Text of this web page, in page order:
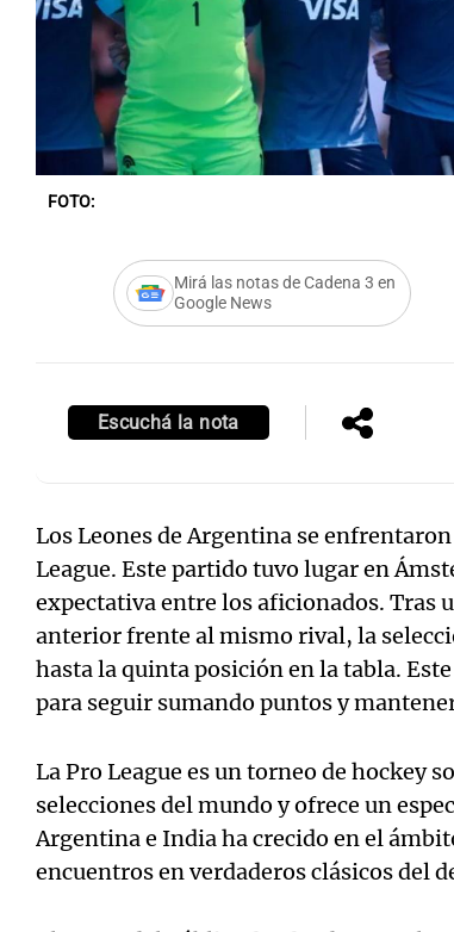
FOTO:
Mirá las notas de Cadena 3 en
Google News
Escuchá la nota
Los Leones de Argentina se
League. Este partido tuvo lugar en
expectativa entre los aficionados.
anterior frente al mismo rival, la
hasta la quinta posición en la tabla.
para seguir sumando puntos y
La Pro League es un torneo de hockey
selecciones del mundo y ofrece un
Argentina e India ha crecido en el
encuentros en verdaderos clásicos del
Editorial Mundial 2026